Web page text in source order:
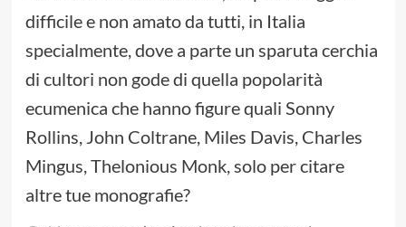
difficile e non amato da tutti, in Italia
specialmente, dove a parte un sparuta cerchia
di cultori non gode di quella popolarità
ecumenica che hanno figure quali Sonny
Rollins, John Coltrane, Miles Davis, Charles
Mingus, Thelonious Monk, solo per citare
altre tue monografie?